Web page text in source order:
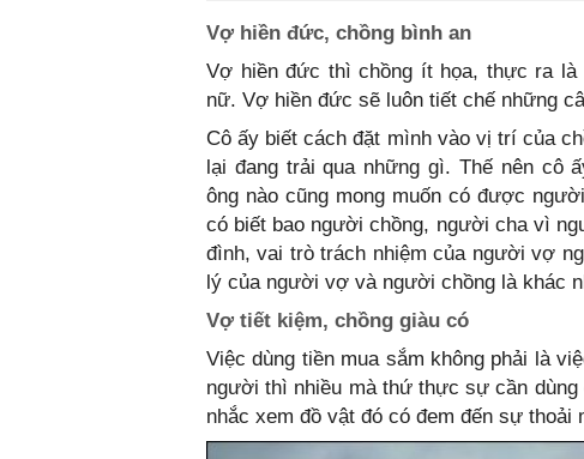
Vợ hiền đức, chồng bình an
Vợ hiền đức thì chồng ít họa, thực ra
nữ. Vợ hiền đức sẽ luôn tiết chế những
Cô ấy biết cách đặt mình vào vị trí của
lại đang trải qua những gì. Thế nên cô
ông nào cũng mong muốn có được
có biết bao người chồng, người cha vì
đình, vai trò trách nhiệm của người vợ
lý của người vợ và người chồng là khác
Vợ tiết kiệm, chồng giàu có
Việc dùng tiền mua sắm không phải là
người thì nhiều mà thứ thực sự cần
nhắc xem đồ vật đó có đem đến sự